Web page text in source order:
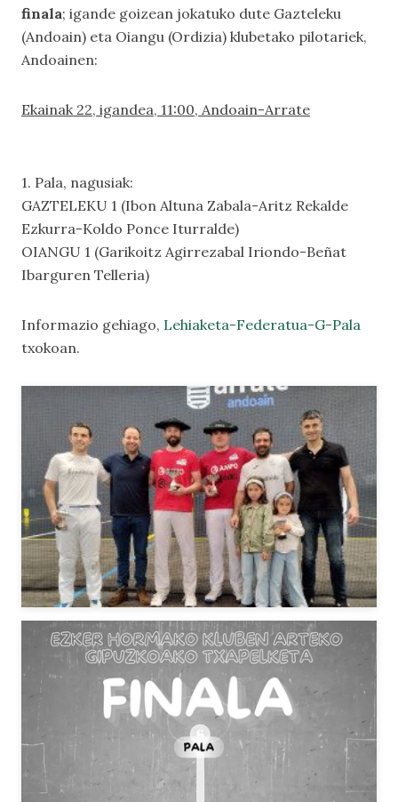
finala; igande goizean jokatuko dute Gazteleku
(Andoain) eta Oiangu (Ordizia) klubetako pilotariek,
Andoainen:
Ekainak 22, igandea, 11:00, Andoain-Arrate
1. Pala, nagusiak:
GAZTELEKU 1 (Ibon Altuna Zabala-Aritz Rekalde
Ezkurra-Koldo Ponce Iturralde)
OIANGU 1 (Garikoitz Agirrezabal Iriondo-Beñat
Ibarguren Telleria)
Informazio gehiago, Lehiaketa-Federatua-G-Pala
txokoan.